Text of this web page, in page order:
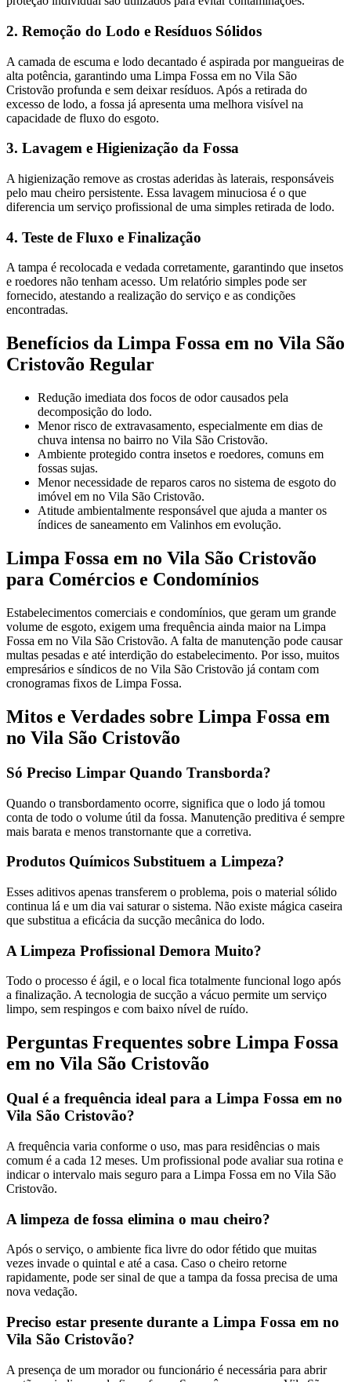
2. Remoção do Lodo e Resíduos Sólidos
A camada de escuma e lodo decantado é aspirada por mangueiras de
alta potência, garantindo uma Limpa Fossa em no Vila São
Cristovão profunda e sem deixar resíduos. Após a retirada do
excesso de lodo, a fossa já apresenta uma melhora visível na
capacidade de fluxo do esgoto.
3. Lavagem e Higienização da Fossa
A higienização remove as crostas aderidas às laterais, responsáveis
pelo mau cheiro persistente. Essa lavagem minuciosa é o que
diferencia um serviço profissional de uma simples retirada de lodo.
4. Teste de Fluxo e Finalização
A tampa é recolocada e vedada corretamente, garantindo que insetos
e roedores não tenham acesso. Um relatório simples pode ser
fornecido, atestando a realização do serviço e as condições
encontradas.
Benefícios da Limpa Fossa em no Vila São
Cristovão Regular
Redução imediata dos focos de odor causados pela
decomposição do lodo.
Menor risco de extravasamento, especialmente em dias de
chuva intensa no bairro no Vila São Cristovão.
Ambiente protegido contra insetos e roedores, comuns em
fossas sujas.
Menor necessidade de reparos caros no sistema de esgoto do
imóvel em no Vila São Cristovão.
Atitude ambientalmente responsável que ajuda a manter os
índices de saneamento em Valinhos em evolução.
Limpa Fossa em no Vila São Cristovão
para Comércios e Condomínios
Estabelecimentos comerciais e condomínios, que geram um grande
volume de esgoto, exigem uma frequência ainda maior na Limpa
Fossa em no Vila São Cristovão. A falta de manutenção pode causar
multas pesadas e até interdição do estabelecimento. Por isso, muitos
empresários e síndicos de no Vila São Cristovão já contam com
cronogramas fixos de Limpa Fossa.
Mitos e Verdades sobre Limpa Fossa em
no Vila São Cristovão
Só Preciso Limpar Quando Transborda?
Quando o transbordamento ocorre, significa que o lodo já tomou
conta de todo o volume útil da fossa. Manutenção preditiva é sempre
mais barata e menos transtornante que a corretiva.
Produtos Químicos Substituem a Limpeza?
Esses aditivos apenas transferem o problema, pois o material sólido
continua lá e um dia vai saturar o sistema. Não existe mágica caseira
que substitua a eficácia da sucção mecânica do lodo.
A Limpeza Profissional Demora Muito?
Todo o processo é ágil, e o local fica totalmente funcional logo após
a finalização. A tecnologia de sucção a vácuo permite um serviço
limpo, sem respingos e com baixo nível de ruído.
Perguntas Frequentes sobre Limpa Fossa
em no Vila São Cristovão
Qual é a frequência ideal para a Limpa Fossa em no
Vila São Cristovão?
A frequência varia conforme o uso, mas para residências o mais
comum é a cada 12 meses. Um profissional pode avaliar sua rotina e
indicar o intervalo mais seguro para a Limpa Fossa em no Vila São
Cristovão.
A limpeza de fossa elimina o mau cheiro?
Após o serviço, o ambiente fica livre do odor fétido que muitas
vezes invade o quintal e até a casa. Caso o cheiro retorne
rapidamente, pode ser sinal de que a tampa da fossa precisa de uma
nova vedação.
Preciso estar presente durante a Limpa Fossa em no
Vila São Cristovão?
A presença de um morador ou funcionário é necessária para abrir